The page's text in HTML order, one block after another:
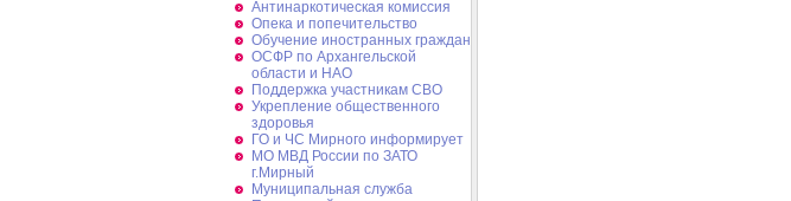
Антинаркотическая комиссия
Опека и попечительство
Обучение иностранных граждан
ОСФР по Архангельской
области и НАО
Поддержка участникам СВО
Укрепление общественного
здоровья
ГО и ЧС Мирного информирует
МО МВД России по ЗАТО
г.Мирный
Муниципальная cлужба